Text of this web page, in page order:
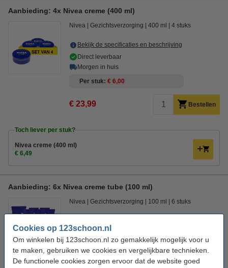
Cookies op 123schoon.nl
Om winkelen bij 123schoon.nl zo gemakkelijk mogelijk voor u
te maken, gebruiken we cookies en vergelijkbare technieken.
De functionele cookies zorgen ervoor dat de website goed
Aanbieding: 4x Nivea creme (400 ml)
Nivea Gezichtsverzorging 400 ml 4 stuks
Bekijk de specificaties en beschrijving
Direct leverbaar
Morgen in huis
Per stuk € 6,00
€ 23,99 Bestellen
Toch liever per stuk?
Nivea creme (400 ml)
€ 6,49
Aanbieding: 6x Nivea creme tube (100 ml)
Nivea Gezichtsverzorging 100 ml 6 stuks
Direct leverbaar
Morgen in huis